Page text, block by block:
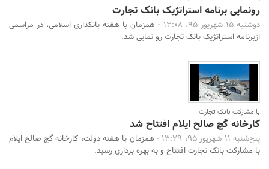
رونمایی برنامه استراتژیک بانک تجارت
دوشنبه 15 شهریور 95، 13:08 -
همزمان با هفته بانکداری اسلامی، در مراسمی
ازبرنامه استراتژیک بانک تجارت رو نمایی شد.
با مشارکت بانک تجارت
کارخانه گچ صالح ایلام افتتاح شد
پنج‌شنبه 11 شهریور 95، 13:29 -
همزمان با هفته دولت، کارخانه گچ صالح ایلام
با مشارکت بانک تجارت افتتاح و به بهره برداری رسید.